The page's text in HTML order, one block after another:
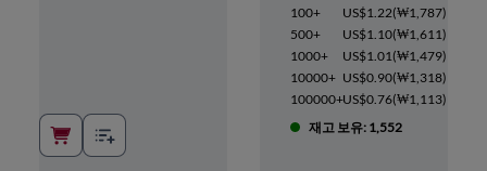
100+
US$1.22(₩1,787)
500+
US$1.10(₩1,611)
1000+
US$1.01(₩1,479)
10000+ US$0.90(₩1,318)
100000+US$0.76(₩1,113)
재고 보유: 1,552